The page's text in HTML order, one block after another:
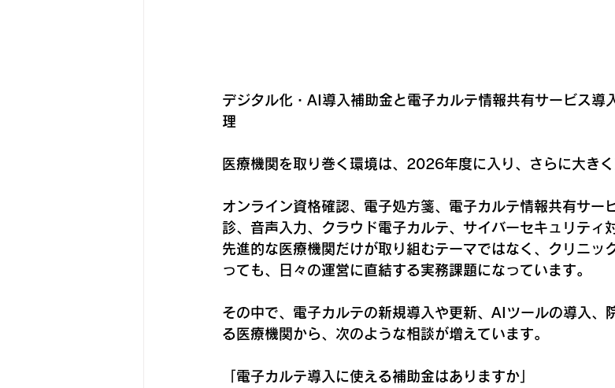
デジタル化・AI導入補助金と電子カルテ情報共有サービス導
理
医療機関を取り巻く環境は、2026年度に入り、さらに大きく
オンライン資格確認、電子処方箋、電子カルテ情報共有サー
診、音声入力、クラウド電子カルテ、サイバーセキュリティ
先進的な医療機関だけが取り組むテーマではなく、クリニッ
っても、日々の運営に直結する実務課題になっています。
その中で、電子カルテの新規導入や更新、AIツールの導入、
る医療機関から、次のような相談が増えています。
「電子カルテ導入に使える補助金はありますか」